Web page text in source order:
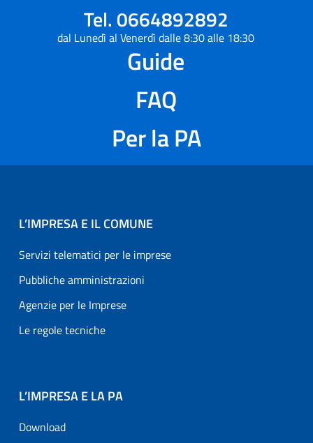
Tel. 0664892892
dal Lunedì al Venerdì dalle 8:30 alle 18:30
Guide
FAQ
Per la PA
L’IMPRESA E IL COMUNE
Servizi telematici per le imprese
Pubbliche amministrazioni
Agenzie per le Imprese
Le regole tecniche
L’IMPRESA E LA PA
Download